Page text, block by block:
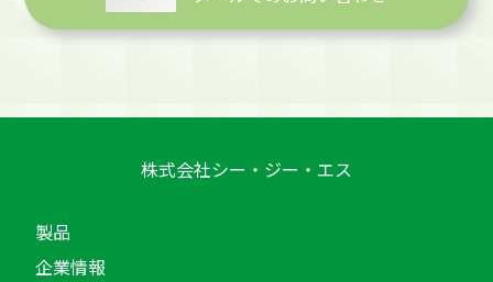
株式会社シー・ジー・エス
製品
企業情報